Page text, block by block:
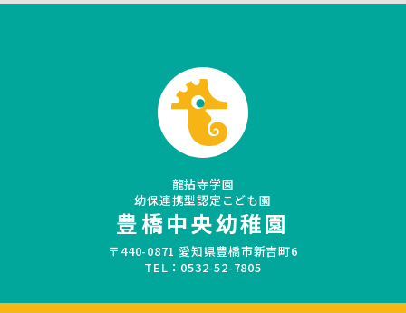
龍拈寺学園
幼保連携型認定こども園
豊橋中央幼稚園
〒440-0871 愛知県豊橋市新吉町6
TEL：0532-52-7805